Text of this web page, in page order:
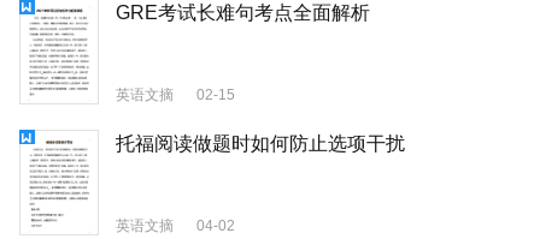
GRE考试长难句考点全面解析
英语文摘 02-15
托福阅读做题时如何防止选项干扰
英语文摘 04-02